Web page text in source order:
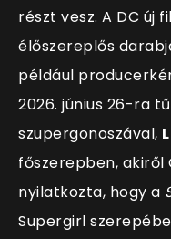
részt vesz. A DC új
élőszereplős
például
2026. június 26-ra
szupergonoszával,
főszerepben, akiről
nyilatkozta, hogy a
Supergirl